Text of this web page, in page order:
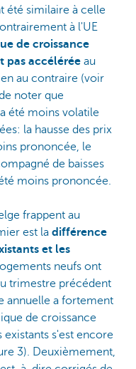
été similaire à celle
à l'UE
de croissance
pas accélérée au
au contraire (voir
noter que
été moins volatile
la hausse des prix
prononcée, le
de baisses
moins prononcée.
frappent au
est la différence
et les
neufs ont
trimestre précédent
annuelle a fortement
de croissance
s'est encore
3). Deuxièmement,